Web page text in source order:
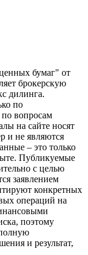
бумаг" от
брокерскую
дилинга.
по
вопросам
на сайте носят
и не являются
– это только
Публикуемые
с целью
заявлением
конкретных
операций на
поэтому
и результат,